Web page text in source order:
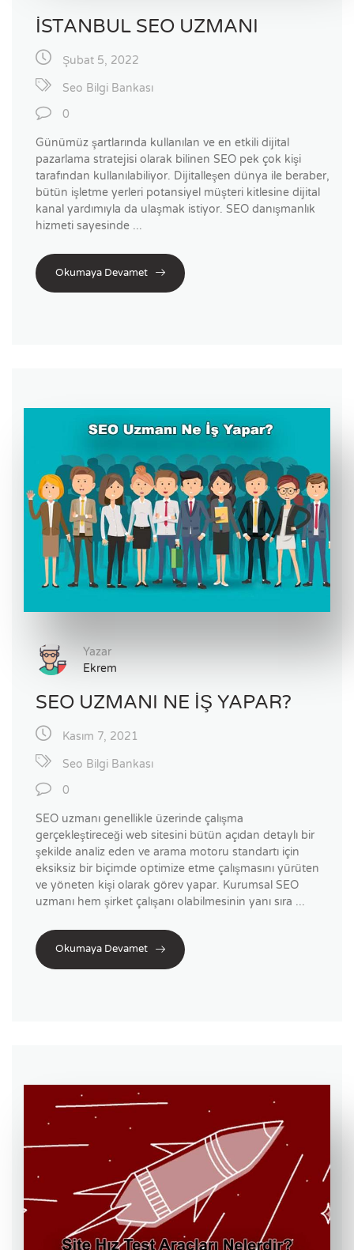
İSTANBUL SEO UZMANI
Şubat 5, 2022
Seo Bilgi Bankası
0
Günümüz şartlarında kullanılan ve en etkili dijital
pazarlama stratejisi olarak bilinen SEO pek çok kişi
tarafından kullanılabiliyor. Dijitalleşen dünya ile beraber,
bütün işletme yerleri potansiyel müşteri kitlesine dijital
kanal yardımıyla da ulaşmak istiyor. SEO danışmanlık
hizmeti sayesinde ...
Okumaya Devamet
Yazar
Ekrem
SEO UZMANI NE İŞ YAPAR?
Kasım 7, 2021
Seo Bilgi Bankası
0
SEO uzmanı genellikle üzerinde çalışma
gerçekleştireceği web sitesini bütün açıdan detaylı bir
şekilde analiz eden ve arama motoru standartı için
eksiksiz bir biçimde optimize etme çalışmasını yürüten
ve yöneten kişi olarak görev yapar. Kurumsal SEO
uzmanı hem şirket çalışanı olabilmesinin yanı sıra ...
Okumaya Devamet